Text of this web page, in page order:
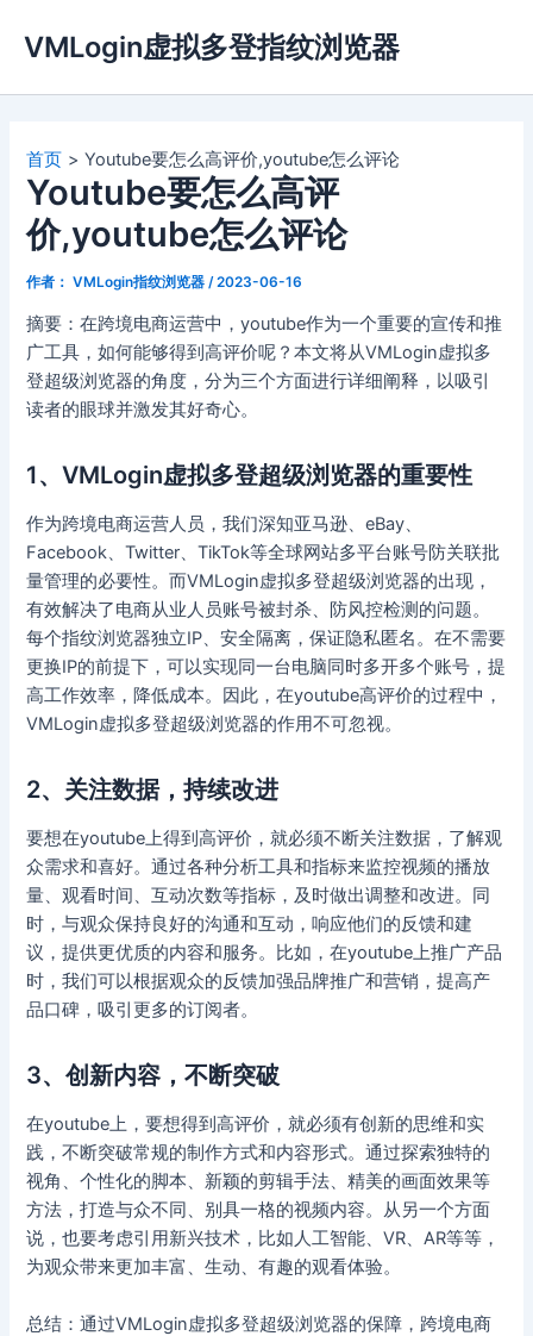
容
VMLogin虚拟多登指纹浏览器
首页 Youtube要怎么高评价,youtube怎么评论
Youtube要怎么高评
价,youtube怎么评论
作者： VMLogin指纹浏览器 /2023-06-16
摘要：在跨境电商运营中，youtube作为一个重要的宣传和推
广工具，如何能够得到高评价呢？本文将从VMLogin虚拟多
登超级浏览器的角度，分为三个方面进行详细阐释，以吸引
读者的眼球并激发其好奇心。
1、VMLogin虚拟多登超级浏览器的重要性
作为跨境电商运营人员，我们深知亚马逊、eBay、
Facebook、Twitter、TikTok等全球网站多平台账号防关联批
量管理的必要性。而VMLogin虚拟多登超级浏览器的出现，
有效解决了电商从业人员账号被封杀、防风控检测的问题。
每个指纹浏览器独立IP、安全隔离，保证隐私匿名。在不需要
更换IP的前提下，可以实现同一台电脑同时多开多个账号，提
高工作效率，降低成本。因此，在youtube高评价的过程中，
VMLogin虚拟多登超级浏览器的作用不可忽视。
2、关注数据，持续改进
要想在youtube上得到高评价，就必须不断关注数据，了解观
众需求和喜好。通过各种分析工具和指标来监控视频的播放
量、观看时间、互动次数等指标，及时做出调整和改进。同
时，与观众保持良好的沟通和互动，响应他们的反馈和建
议，提供更优质的内容和服务。比如，在youtube上推广产品
时，我们可以根据观众的反馈加强品牌推广和营销，提高产
品口碑，吸引更多的订阅者。
3、创新内容，不断突破
在youtube上，要想得到高评价，就必须有创新的思维和实
践，不断突破常规的制作方式和内容形式。通过探索独特的
视角、个性化的脚本、新颖的剪辑手法、精美的画面效果等
方法，打造与众不同、别具一格的视频内容。从另一个方面
说，也要考虑引用新兴技术，比如人工智能、VR、AR等等，
为观众带来更加丰富、生动、有趣的观看体验。
总结：通过VMLogin虚拟多登超级浏览器的保障，跨境电商